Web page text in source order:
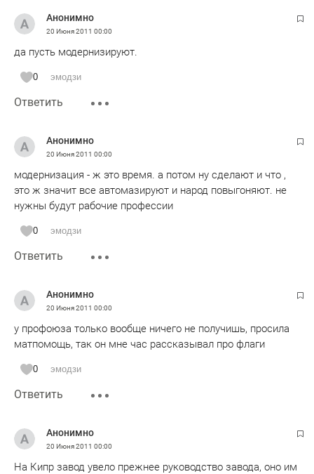
Анонимно
20 Июня 2011 00:00
да пусть модернизируют.
0 эмодзи
Ответить
Анонимно
20 Июня 2011 00:00
модернизация - ж это время. а потом ну сделают и что ,
это ж значит все автомазируют и народ повыгоняют. не
нужны будут рабочие профессии
0 эмодзи
Ответить
Анонимно
20 Июня 2011 00:00
у профоюза только вообще ничего не получишь, просила
матпомощь, так он мне час рассказывал про флаги
0 эмодзи
Ответить
Анонимно
20 Июня 2011 00:00
На Кипр завод увело прежнее руководство завода, оно им